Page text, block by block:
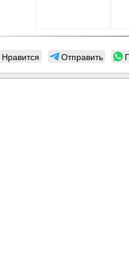
Нравится Отправить